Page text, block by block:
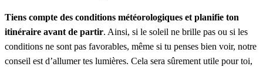
Tiens compte des conditions météorologiques et planifie ton
itinéraire avant de partir. Ainsi, si le soleil ne brille pas ou si les
conditions ne sont pas favorables, même si tu penses bien voir, notre
conseil est d’allumer tes lumières. Cela sera sûrement utile pour toi,